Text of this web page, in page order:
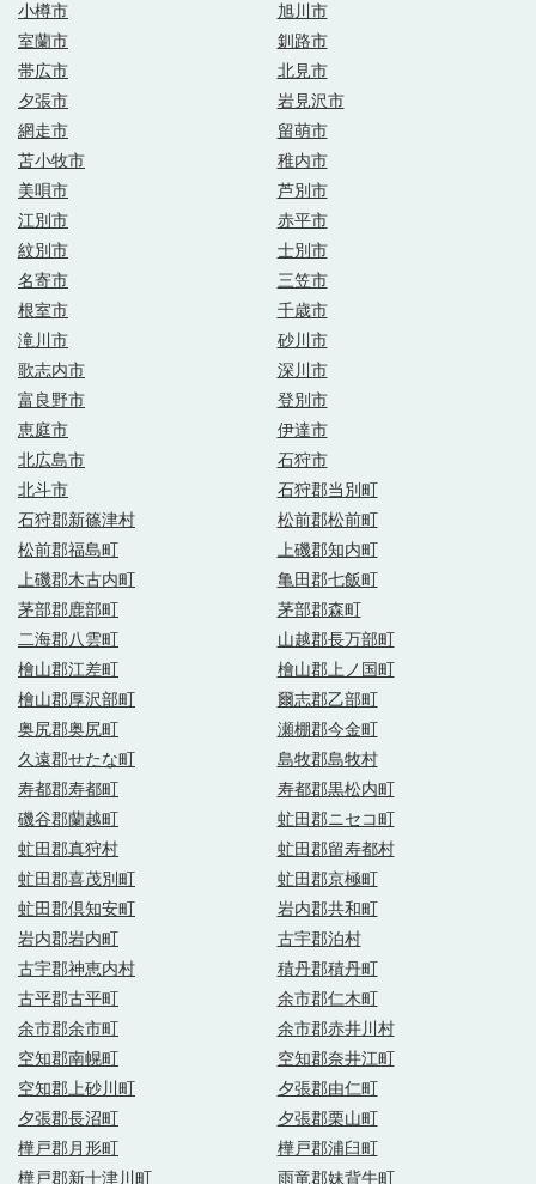
小樽市
旭川市
室蘭市
釧路市
帯広市
北見市
夕張市
岩見沢市
網走市
留萌市
苫小牧市
稚内市
美唄市
芦別市
江別市
赤平市
紋別市
士別市
名寄市
三笠市
根室市
千歳市
滝川市
砂川市
歌志内市
深川市
富良野市
登別市
恵庭市
伊達市
北広島市
石狩市
北斗市
石狩郡当別町
石狩郡新篠津村
松前郡松前町
松前郡福島町
上磯郡知内町
上磯郡木古内町
亀田郡七飯町
茅部郡鹿部町
茅部郡森町
二海郡八雲町
山越郡長万部町
檜山郡江差町
檜山郡上ノ国町
檜山郡厚沢部町
爾志郡乙部町
奥尻郡奥尻町
瀬棚郡今金町
久遠郡せたな町
島牧郡島牧村
寿都郡寿都町
寿都郡黒松内町
磯谷郡蘭越町
虻田郡ニセコ町
虻田郡真狩村
虻田郡留寿都村
虻田郡喜茂別町
虻田郡京極町
虻田郡倶知安町
岩内郡共和町
岩内郡岩内町
古宇郡泊村
古宇郡神恵内村
積丹郡積丹町
古平郡古平町
余市郡仁木町
余市郡余市町
余市郡赤井川村
空知郡南幌町
空知郡奈井江町
空知郡上砂川町
夕張郡由仁町
夕張郡長沼町
夕張郡栗山町
樺戸郡月形町
樺戸郡浦臼町
樺戸郡新十津川町
雨竜郡妹背牛町